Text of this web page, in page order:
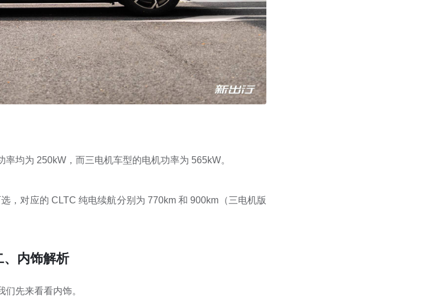
均为 250kW，而三电机车型的电机功率为 565kW。
，对应的 CLTC 纯电续航分别为 770km 和 900km（三电机版
、内饰解析
先来看看内饰。